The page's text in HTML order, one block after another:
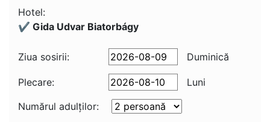
Hotel:
✔️ Gida Udvar Biatorbágy
Ziua sosirii: Duminică
Plecare:
Luni
Numărul adulţilor: